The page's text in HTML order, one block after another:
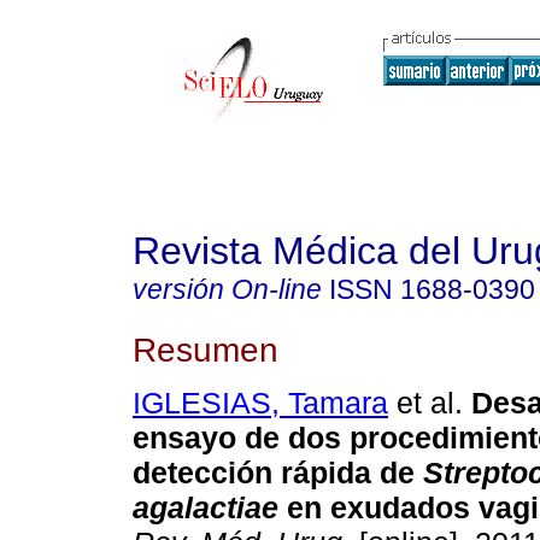
Revista Médica del
versión On-line ISSN 1688-0390
Resumen
IGLESIAS, Tamara et al.
ensayo de dos
detección rápida de
agalactiae en exudados